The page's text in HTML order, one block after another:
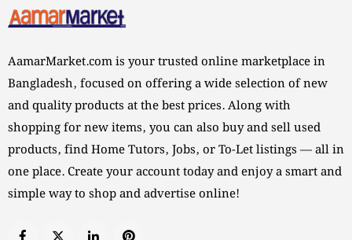
AamarMarket.com is your trusted online marketplace in
Bangladesh, focused on offering a wide selection of new
and quality products at the best prices. Along with
shopping for new items, you can also buy and sell used
products, find Home Tutors, Jobs, or To-Let listings — all in
one place. Create your account today and enjoy a smart and
simple way to shop and advertise online!